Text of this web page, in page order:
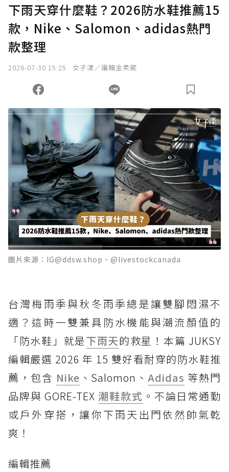
下雨天穿什麼鞋？2026防水鞋推薦15
款，Nike、Salomon、adidas熱門
款整理
2026-07-30 15:25 女子漾／編輯金柔葳
圖片來源：IG@ddsw.shop、@livestockcanada
台灣梅雨季與秋冬雨季總是讓雙腳悶濕不
適？這時一雙兼具防水機能與潮流顏值的
「防水鞋」就是下雨天的救星！本篇 JUKSY
編輯嚴選 2026 年 15 雙好看耐穿的防水鞋推
薦，包含 Nike 、Salomon、Adidas 等熱門
品牌與 GORE-TEX 潮鞋款式 。不論日常通勤
或戶外穿搭，讓你下雨天出門依然帥氣乾
爽！
編輯推薦